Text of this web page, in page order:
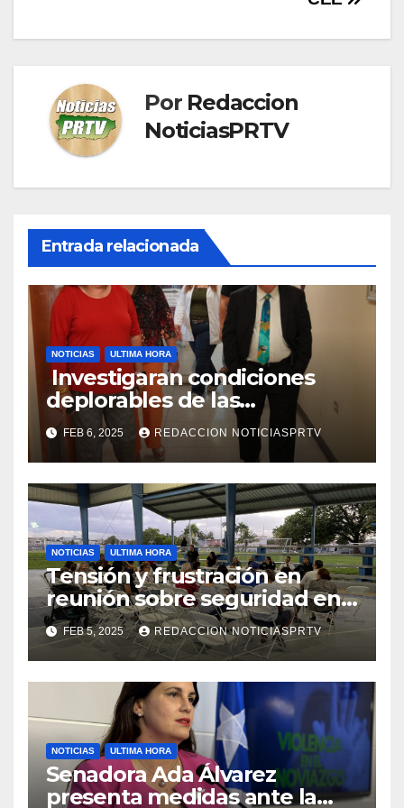
Por Redaccion
NoticiasPRTV
Entrada relacionada
NOTICIAS ULTIMA HORA
Investigaran condiciones
deplorables de las
facilidades el Departamento
de la Salud en Mayagüez
FEB 6, 2025 REDACCION NOTICIASPRTV
NOTICIAS ULTIMA HORA
Tensión y frustración en
reunión sobre seguridad en
Reparto Metropolitano
FEB 5, 2025 REDACCION NOTICIASPRTV
NOTICIAS ULTIMA HORA
Senadora Ada Álvarez
presenta medidas ante la